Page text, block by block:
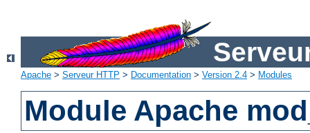
Apache > Serveur HTTP > Documentation > Version 2.4 > Modules
Module Apache